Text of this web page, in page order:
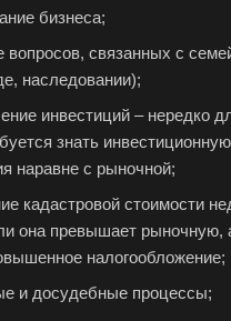
бизнеса;
вопросов, связанных с
наследовании);
инвестиций – нередко
знать
наравне с рыночной;
кадастровой стоимости
она превышает рыночную,
налогообложение;
и досудебные процессы;